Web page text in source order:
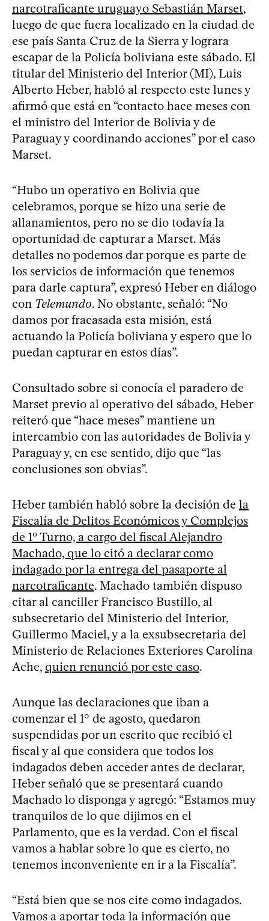
narcotraficante uruguayo Sebastián Marset,
luego de que fuera localizado en la ciudad de
ese país Santa Cruz de la Sierra y lograra
escapar de la Policía boliviana este sábado. El
titular del Ministerio del Interior (MI), Luis
Alberto Heber, habló al respecto este lunes y
afirmó que está en “contacto hace meses con
el ministro del Interior de Bolivia y de
Paraguay y coordinando acciones” por el caso
Marset.
“Hubo un operativo en Bolivia que
celebramos, porque se hizo una serie de
allanamientos, pero no se dio todavía la
oportunidad de capturar a Marset. Más
detalles no podemos dar porque es parte de
los servicios de información que tenemos
para darle captura”, expresó Heber en diálogo
con Telemundo. No obstante, señaló: “No
damos por fracasada esta misión, está
actuando la Policía boliviana y espero que lo
puedan capturar en estos días”.
Consultado sobre si conocía el paradero de
Marset previo al operativo del sábado, Heber
reiteró que “hace meses” mantiene un
intercambio con las autoridades de Bolivia y
Paraguay y, en ese sentido, dijo que “las
conclusiones son obvias”.
Heber también habló sobre la decisión de la
Fiscalía de Delitos Económicos y Complejos
de 1º Turno, a cargo del fiscal Alejandro
Machado, que lo citó a declarar como
indagado por la entrega del pasaporte al
narcotraficante. Machado también dispuso
citar al canciller Francisco Bustillo, al
subsecretario del Ministerio del Interior,
Guillermo Maciel, y a la exsubsecretaria del
Ministerio de Relaciones Exteriores Carolina
Ache, quien renunció por este caso.
Aunque las declaraciones que iban a
comenzar el 1° de agosto, quedaron
suspendidas por un escrito que recibió el
fiscal y al que considera que todos los
indagados deben acceder antes de declarar,
Heber señaló que se presentará cuando
Machado lo disponga y agregó: “Estamos muy
tranquilos de lo que dijimos en el
Parlamento, que es la verdad. Con el fiscal
vamos a hablar sobre lo que es cierto, no
tenemos inconveniente en ir a la Fiscalía”.
“Está bien que se nos cite como indagados.
Vamos a aportar toda la información que